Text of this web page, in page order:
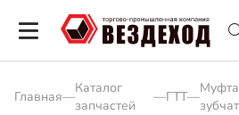
Главная—
Каталог
запчастей
—ГТТ—